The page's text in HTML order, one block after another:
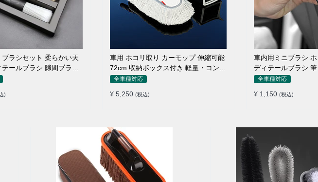
ラシセット 柔らかい天
ールブラシ 隙間ブラシ
)
車用 ホコリ取り カーモップ 伸縮可能
72cm 収納ボックス付き 軽量・コンパ
クト
全車種対応
¥ 5,250 (税込)
車内用ミニブラシ
ディテールブラシ
ン吹き出し口
全車種対応
¥ 1,150 (税込)